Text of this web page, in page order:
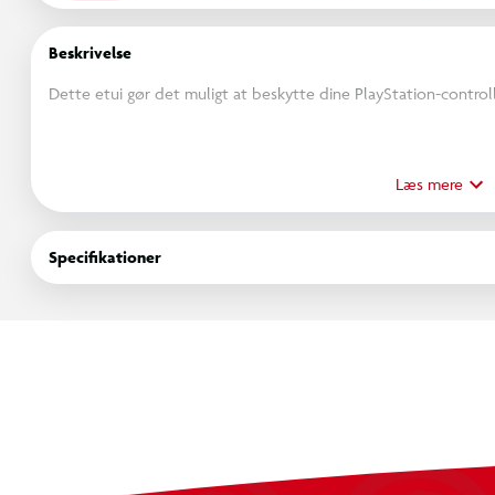
Beskrivelse
Dette etui gør det muligt at beskytte dine PlayStation-
For at tage din controller med dig overalt er etuiet hårdt og
Læs mere
Specifikationer